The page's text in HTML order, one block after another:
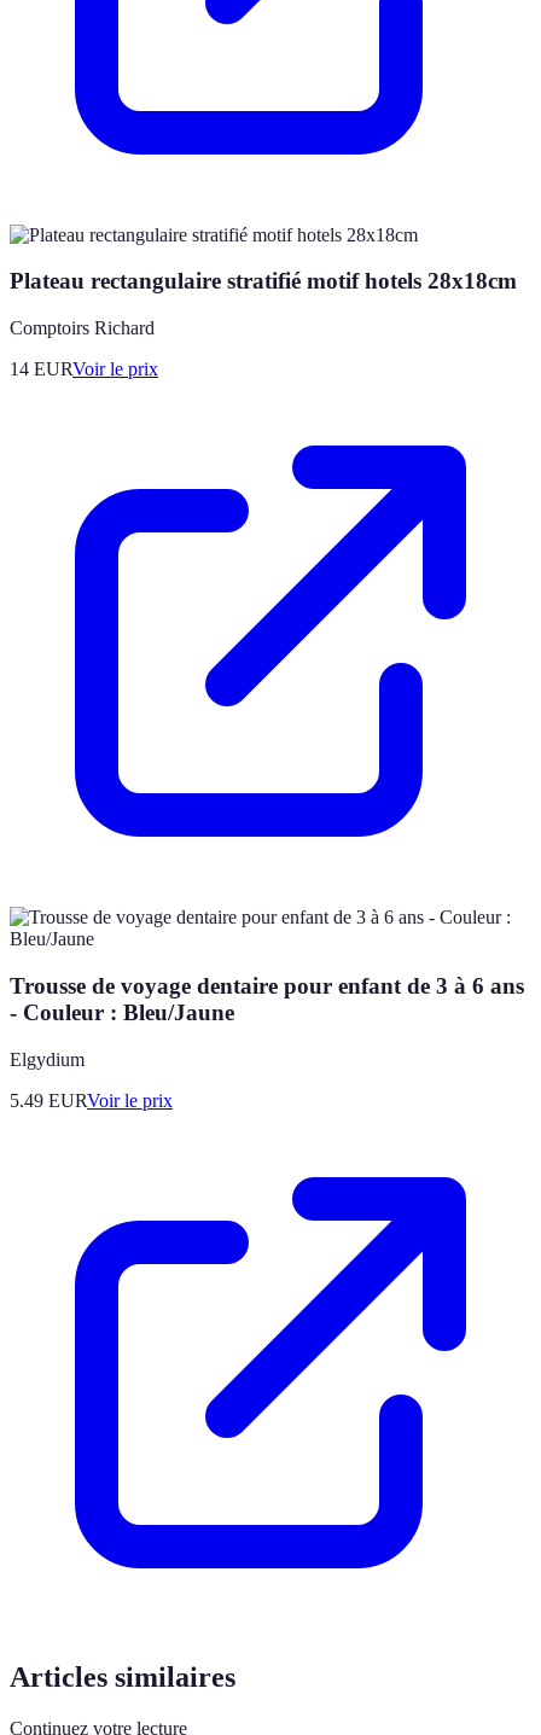
Plateau rectangulaire stratifié motif hotels 28x18cm
Comptoirs Richard
14 EURVoir le prix
Trousse de voyage dentaire pour enfant de 3 à 6 ans
- Couleur : Bleu/Jaune
Elgydium
5.49 EURVoir le prix
Articles similaires
Continuez votre lecture